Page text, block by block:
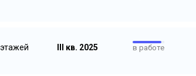
III кв. 2025 в работе